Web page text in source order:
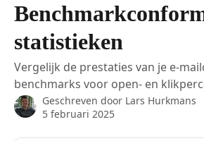
statistieken
Vergelijk de prestaties van je e-
benchmarks voor open- en
Geschreven door Lars Hurkmans
5 februari 2025